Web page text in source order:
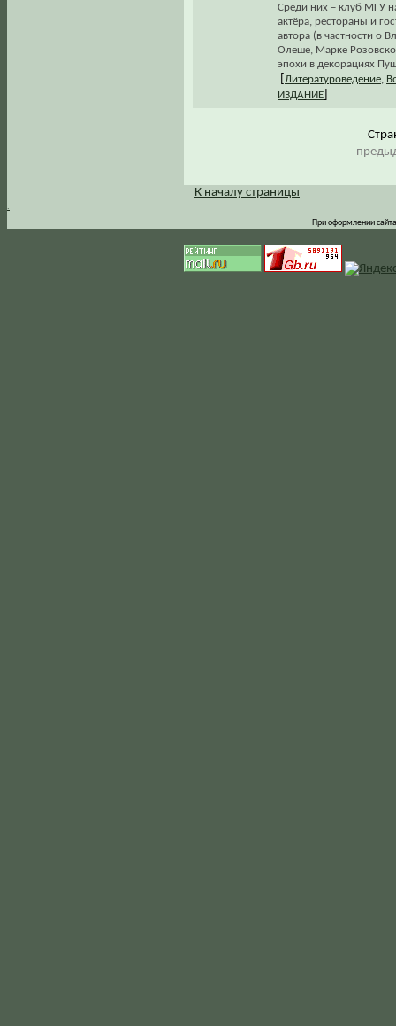
Среди них – клуб МГУ
актёра, рестораны и
автора (в частности о
Олеше, Марке
эпохи в декорациях
Литературоведение
ИЗДАНИЕ
.
К началу страницы
При оформлении